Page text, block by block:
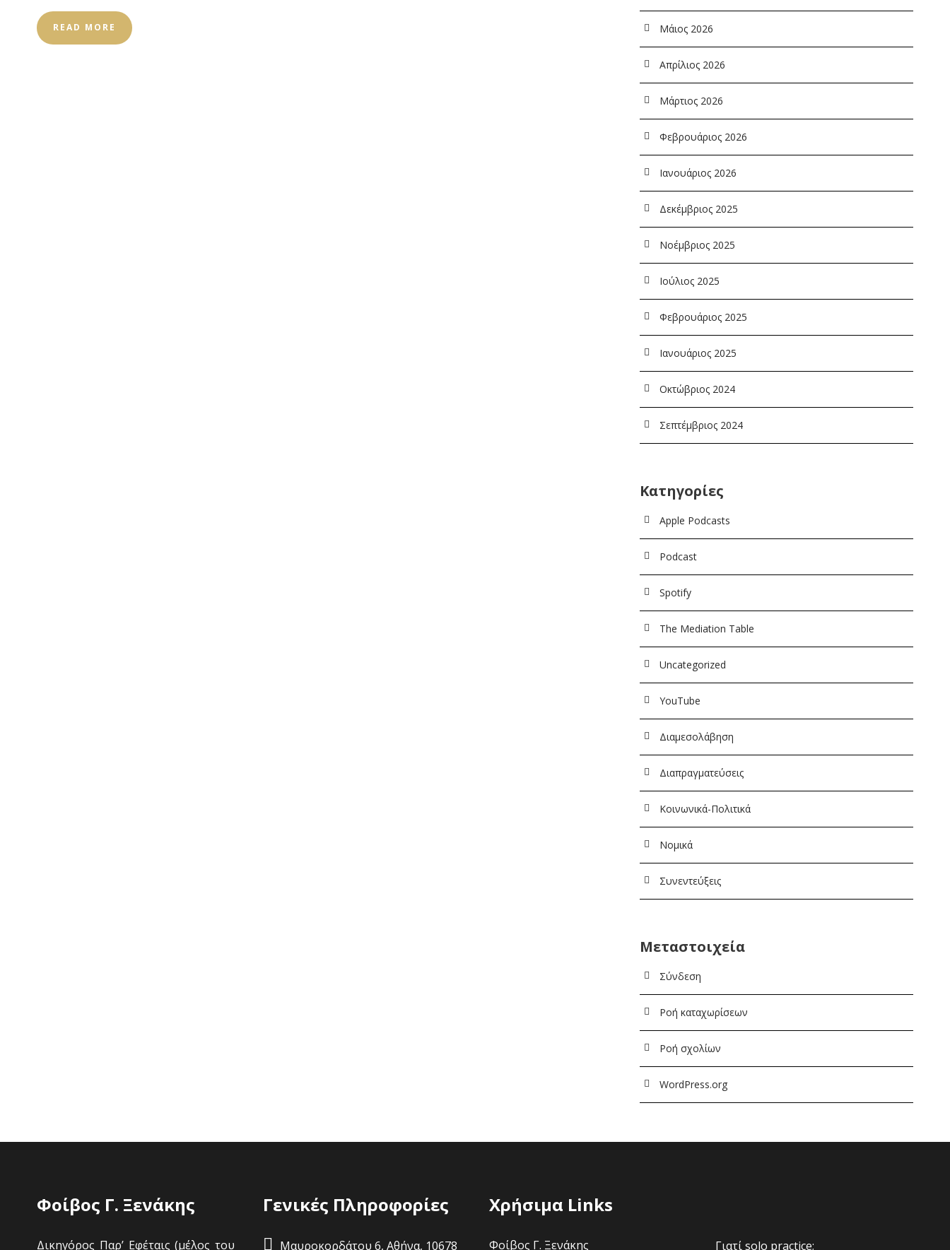
READ MORE Μάιος 2026
Απρίλιος 2026
Μάρτιος 2026
Φεβρουάριος 2026
Ιανουάριος 2026
Δεκέμβριος 2025
Νοέμβριος 2025
Ιούλιος 2025
Φεβρουάριος 2025
Ιανουάριος 2025
Οκτώβριος 2024
Σεπτέμβριος 2024
Kατηγορίες
Apple Podcasts
Podcast
Spotify
The Mediation Table
Uncategorized
YouTube
Διαμεσολάβηση
Διαπραγματεύσεις
Κοινωνικά-Πολιτικά
Νομικά
Συνεντεύξεις
Μεταστοιχεία
Σύνδεση
Ροή καταχωρίσεων
Ροή σχολίων
WordPress.org
Φοίβος Γ. Ξενάκης
Δικηγόρος Παρ’ Εφέταις (μέλος του
Γενικές Πληροφορίες
Μαυροκορδάτου 6, Αθήνα, 10678
Χρήσιμα Links
Φοίβος Γ. Ξενάκης Γιατί solo practice;